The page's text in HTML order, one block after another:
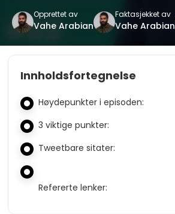
Opprettet av
Vahe Arabian
Faktasjekket av
Vahe Arabian
Innholdsfortegnelse
Høydepunkter i episoden:
3 viktige punkter:
Tweetbare sitater:
Refererte lenker: